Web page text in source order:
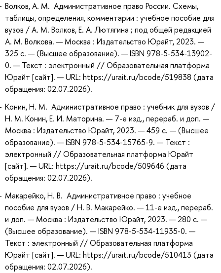
Волков, А. М. Административное право России. Схемы,
таблицы, определения, комментарии : учебное пособие для
вузов / А. М. Волков, Е. А. Лютягина ; под общей редакцией
А. М. Волкова. — Москва : Издательство Юрайт, 2023. —
325 с. — (Высшее образование). — ISBN 978-5-534-13902-
0. — Текст : электронный // Образовательная платформа
Юрайт [сайт]. — URL: https://urait.ru/bcode/519838 (дата
обращения: 02.07.2026).
Конин, Н. М. Административное право : учебник для вузов /
Н. М. Конин, Е. И. Маторина. — 7-е изд., перераб. и доп. —
Москва : Издательство Юрайт, 2023. — 459 с. — (Высшее
образование). — ISBN 978-5-534-15765-9. — Текст :
электронный // Образовательная платформа Юрайт
[сайт]. — URL: https://urait.ru/bcode/509646 (дата
обращения: 02.07.2026).
Макарейко, Н. В. Административное право : учебное
пособие для вузов / Н. В. Макарейко. — 11-е изд., перераб.
и доп. — Москва : Издательство Юрайт, 2023. — 280 с. —
(Высшее образование). — ISBN 978-5-534-11935-0. —
Текст : электронный // Образовательная платформа
Юрайт [сайт]. — URL: https://urait.ru/bcode/510413 (дата
обращения: 02.07.2026).